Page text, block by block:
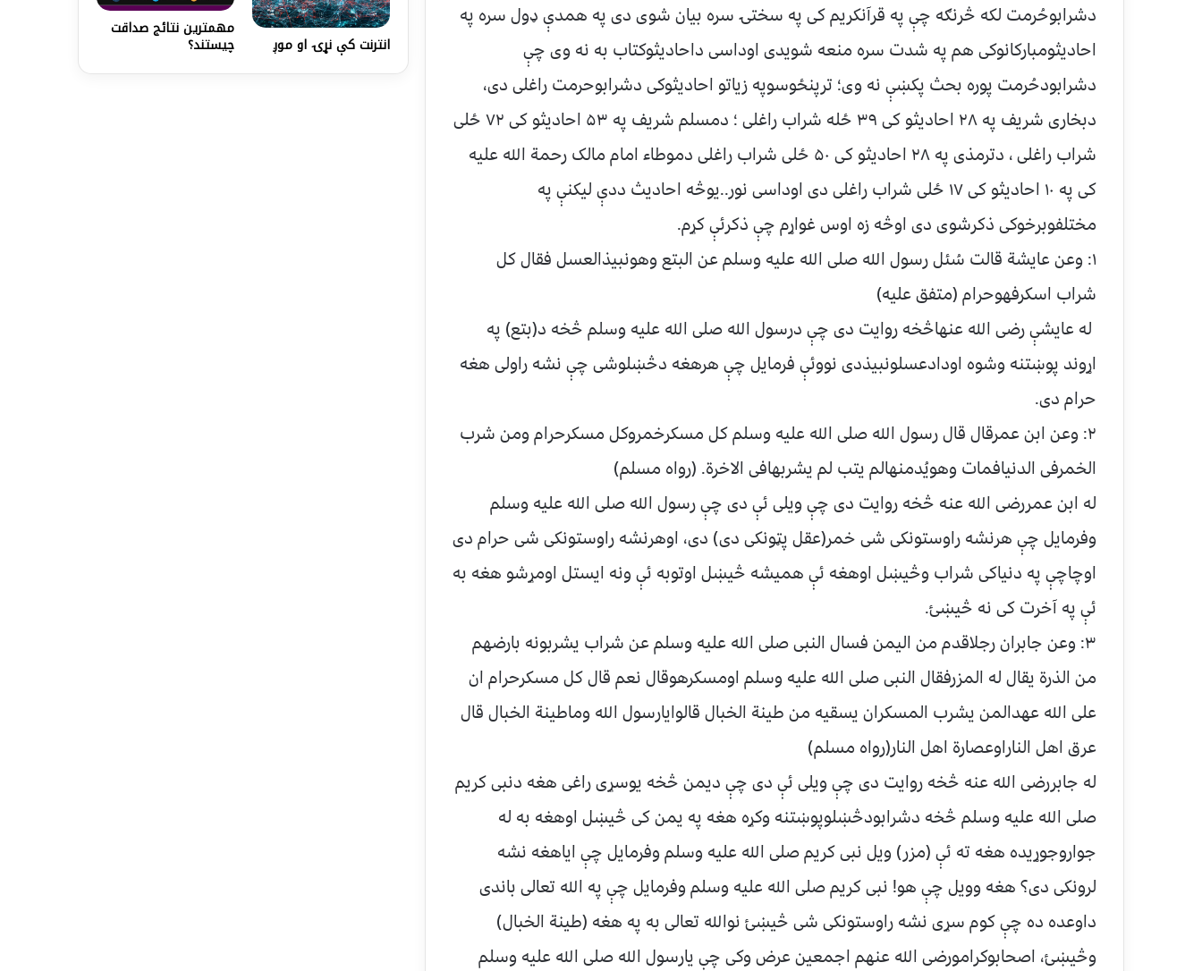
دشرابوحُرمت لکه څرنګه چې په قرآنکریم کی په سختۍ سره بیان شوی دی په همدې ډول سره په
احادیثومبارکانوکی هم په شدت سره منعه شویدی اوداسی داحادیثوکتاب به نه وی چې
دشرابودحُرمت پوره بحث پکښې نه وی؛ ترپنځوسوپه زیاتو احادیثوکی دشرابوحرمت راغلی دی،
دبخاری شریف په ۲۸ احادیثو کی ۳۹ ځله شراب راغلی ؛ دمسلم شریف په ۵۳ احادیثو کی ۷۲ ځلی
شراب راغلی ، دترمذی په ۲۸ احادیثو کی ۵۰ ځلی شراب راغلی دموطا‌ء امام مالک رحمة الله علیه
کی په ۱۰ احاديثو کی ۱۷ ځلی شراب راغلی دی اوداسی نور..یوڅه احادیث ددې لیکنې په
مختلفوبرخوکی ذکرشوی دی اوڅه زه اوس غواړم چې ذکرئې کړم.
۱: وعن عایشة قالت سُئل رسول الله صلی الله علیه وسلم عن البتع وهونبیذالعسل فقال کل
شراب اسکرفهوحرام (متفق علیه)
له عایشې رضی الله عنهاڅخه روایت دی چې درسول الله صلی الله علیه وسلم څخه د(بتع) په
اړوند پوښتنه وشوه اودادعسلونبیذدی نووئې فرمایل چې هرهغه دڅښلوشی چې نشه راولی هغه
حرام دی.
۲: وعن ابن عمرقال قال رسول الله صلی الله علیه وسلم کل مسکرخمروکل مسکرحرام ومن شرب
الخمرفی الدنیافمات وهویُدمنهالم یتب لم یشربهافی الاخرة. (رواه مسلم)
له ابن عمررضی الله عنه څخه روایت دی چې ویلی ئې دی چې رسول الله صلی الله علیه وسلم
وفرمایل چې هرنشه راوستونکی شی خمر(عقل پټونکی دی) دی، اوهرنشه راوستونکی شی حرام دی
اوچاچې په دنیاکی شراب وڅیښل اوهغه ئې همیشه څیښل اوتوبه ئې ونه ایستل اومړشو هغه به
ئې په آخرت کی نه څیښئ.
۳: وعن جابران رجلاقدم من الیمن فسال النبی صلی الله علیه وسلم عن شراب یشربونه بارضهم
من الذرة یقال له المزرفقال النبی صلی الله علیه وسلم اومسکرهوقال نعم قال کل مسکرحرام ان
علی الله عهدالمن یشرب المسکران یسقیه من طینة الخبال قالوایارسول الله وماطینة الخبال قال
عرق اهل الناراوعصارة اهل النار(رواه مسلم)
له جابررضی الله عنه څخه روایت دی چې ویلی ئې دی چې دیمن څخه یوسړی راغی هغه دنبی کریم
صلی الله علیه وسلم څخه دشرابودڅښلوپوښتنه وکړه هغه په یمن کی څیښل اوهغه به له
جواروجوړیده هغه ته ئې (مزر) ویل نبی کریم صلی الله علیه وسلم وفرمایل چې ایاهغه نشه
لرونکی دی؟ هغه وویل چې هو! نبی کریم صلی الله علیه وسلم وفرمایل چې په الله تعالی باندی
داوعده ده چې کوم سړی نشه راوستونکی شی څیښئ نوالله تعالی به په هغه (طینة الخبال)
وڅیښئ، اصحابوکرامورضی الله عنهم اجمعین عرض وکی چې یارسول الله صلی الله علیه وسلم
انترنت کې نړۍ او موږ
مهمترین نتائج صداقت
چیستند؟